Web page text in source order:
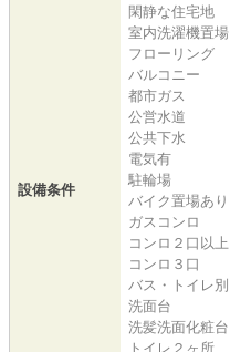
設備条件
閑静な住宅地
室内洗濯機置場
フローリング
バルコニー
都市ガス
公営水道
公共下水
電気有
駐輪場
バイク置場あり
ガスコンロ
コンロ２口以上
コンロ３口
バス・トイレ別
洗面台
洗髪洗面化粧台
トイレ２ヶ所